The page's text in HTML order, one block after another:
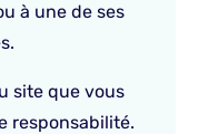
à une de ses
site que vous
responsabilité.